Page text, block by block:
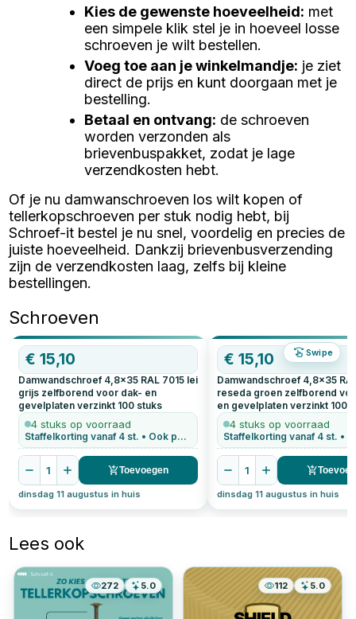
Kies de gewenste hoeveelheid: met
een simpele klik stel je in hoeveel losse
schroeven je wilt bestellen.
Voeg toe aan je winkelmandje: je ziet
direct de prijs en kunt doorgaan met je
bestelling.
Betaal en ontvang: de schroeven
worden verzonden als
brievenbuspakket, zodat je lage
verzendkosten hebt.
Of je nu damwanschroeven los wilt kopen of
tellerkopschroeven per stuk nodig hebt, bij
Schroef-it bestel je nu snel, voordelig en precies de
juiste hoeveelheid. Dankzij brievenbusverzending
zijn de verzendkosten laag, zelfs bij kleine
bestellingen.
Schroeven
Swipe
€15,10
Damwandschroef 4,8x35 RAL 7015 lei
grijs zelfborend voor dak- en
gevelplaten verzinkt 100 stuks
4 stuks op voorraad
Staffelkorting vanaf 4 st. • Ook per stuk te bestellen
1 Toevoegen
dinsdag 11 augustus in huis
€15,10
Damwandschroef 4,8x35
reseda groen zelfborend
en gevelplaten verzinkt 100
4 stuks op voorraad
1
dinsdag 11 augustus in huis
Lees ook
272 5.0 112 5.0